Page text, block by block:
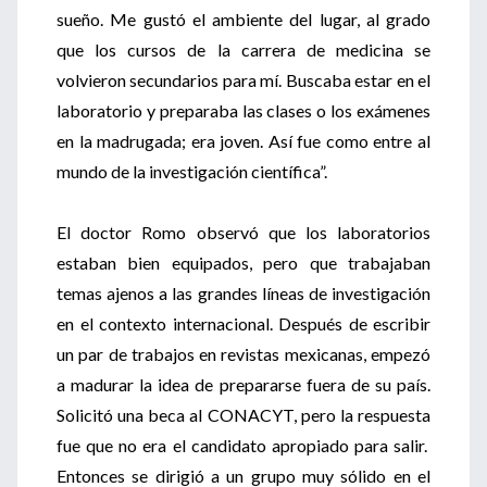
sueño. Me gustó el ambiente del lugar, al grado
que los cursos de la carrera de medicina se
volvieron secundarios para mí. Buscaba estar en el
laboratorio y preparaba las clases o los exámenes
en la madrugada; era joven. Así fue como entre al
mundo de la investigación científica”.
El doctor Romo observó que los laboratorios
estaban bien equipados, pero que trabajaban
temas ajenos a las grandes líneas de investigación
en el contexto internacional. Después de escribir
un par de trabajos en revistas mexicanas, empezó
a madurar la idea de prepararse fuera de su país.
Solicitó una beca al CONACYT, pero la respuesta
fue que no era el candidato apropiado para salir.
Entonces se dirigió a un grupo muy sólido en el